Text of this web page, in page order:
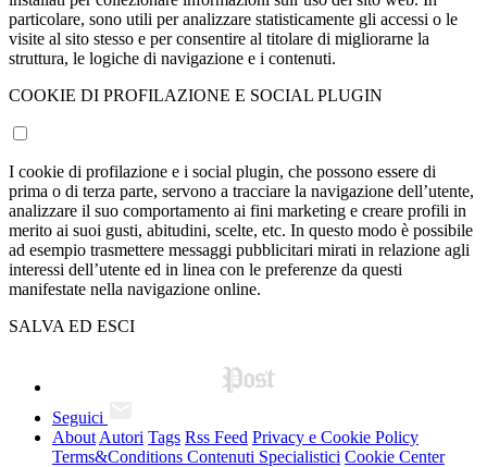
particolare, sono utili per analizzare statisticamente gli accessi o le
visite al sito stesso e per consentire al titolare di migliorarne la
struttura, le logiche di navigazione e i contenuti.
COOKIE DI PROFILAZIONE E SOCIAL PLUGIN
I cookie di profilazione e i social plugin, che possono essere di
prima o di terza parte, servono a tracciare la navigazione dell’utente,
analizzare il suo comportamento ai fini marketing e creare profili in
merito ai suoi gusti, abitudini, scelte, etc. In questo modo è possibile
ad esempio trasmettere messaggi pubblicitari mirati in relazione agli
interessi dell’utente ed in linea con le preferenze da questi
manifestate nella navigazione online.
SALVA ED ESCI
Seguici
About Autori Tags Rss Feed Privacy e Cookie Policy
Terms&Conditions Contenuti Specialistici Cookie Center